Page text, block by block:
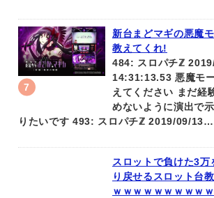
新台まどマギの悪魔
教えてくれ!
484: スロパチℤ
14:31:13.53 悪魔モ
えてください まだ経
めないように演出で
りたいです 493: スロパチℤ 2019/09/13…
スロットで負けた3万
り戻せるスロット台
ｗｗｗｗｗｗｗｗｗ